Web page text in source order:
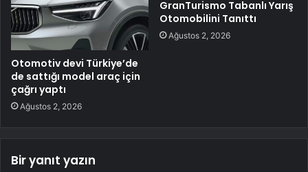
Otomotiv devi Türkiye’de
de sattığı model araç için
çağrı yaptı
Ağustos 2, 2026
GranTurismo Tabanlı Yarış
Otomobilini Tanıttı
Ağustos 2, 2026
Bir yanıt yazın